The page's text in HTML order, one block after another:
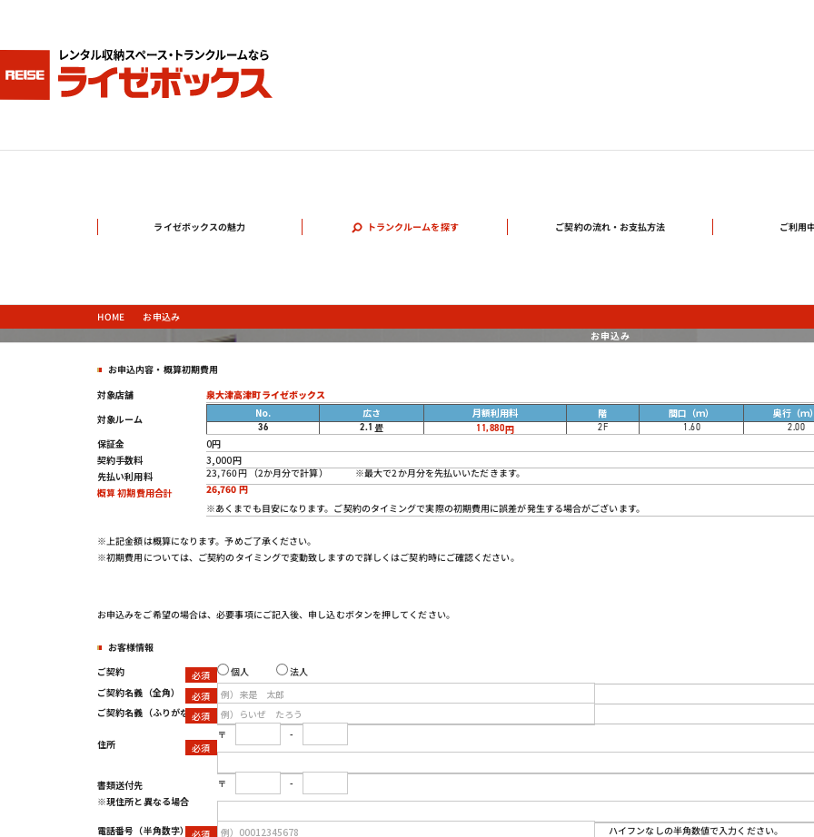
ライゼボックスの魅力 トランクルームを探す ご契約の流れ・お支払方法 ご利用
HOME お申込み
お申込み
お申込内容・概算初期費用
対象店舗 泉大津高津町ライゼボックス
対象ルーム No. 広さ 月額利用料 階 間口（ｍ） 奥行（ｍ）
36 2.1 畳 11,880円 2F 1.60 2.00
保証金
0円
契約手数料
3,000円
先払い利用料
23,760円 （2か月分で計算） ※最大で2か月分を先払いいただきます。
概算 初期費用合計 26,760円
※あくまでも目安になります。ご契約のタイミングで実際の初期費用に誤差が発生する場合がございます。
※上記金額は概算になります。予めご了承ください。
※初期費用については、ご契約のタイミングで変動致しますので詳しくはご契約時にご確認ください。
お申込みをご希望の場合は、必要事項にご記入後、申し込むボタンを押してください。
お客様情報
ご契約 個人 法人
ご契約名義 （全角）
ご契約名義 （ふりがな）
住所
〒 -
書類送付先
※現住所と異なる場合
〒 -
電話番号 （半角数字） ハイフンなしの半角数値で入力ください。